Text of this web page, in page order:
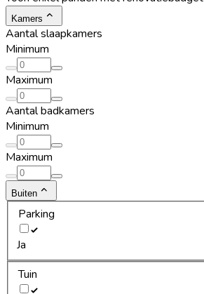
Kamers
Aantal slaapkamers
Minimum
Maximum
Aantal badkamers
Minimum
Maximum
Buiten
Parking
Ja
Tuin